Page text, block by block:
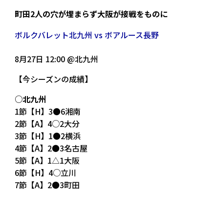
町田2人の穴が埋まらず大阪が接戦をものに
ボルクバレット北九州 vs ボアルース長野
8月27日 12:00 @北九州
【今シーズンの成績】
○北九州
1節【H】3●6湘南
2節【A】4○2大分
3節【H】1●2横浜
4節【A】2●3名古屋
5節【A】1△1大阪
6節【H】4○立川
7節【A】2●3町田